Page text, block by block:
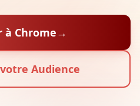
à Chrome→
Audience